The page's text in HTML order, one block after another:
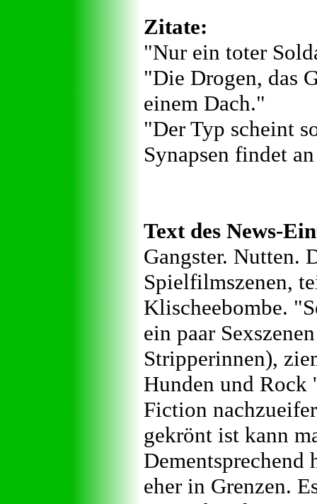
Zitate:
"Nur ein toter
"Die Drogen, das
einem Dach."
"Der Typ scheint
Synapsen findet
Text des News-
Gangster. Nutten.
Spielfilmszenen,
Klischeebombe.
ein paar
Stripperinnen),
Hunden und
Fiction
gekrönt ist kann
Dementsprechend
eher in Grenzen.